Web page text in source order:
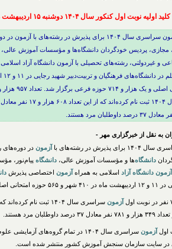
کلید اولیه نوبت اول کنکور سال ۱۴۰۴ دوشنبه ۱۵ اردیبهشت منتشر می‌شود
نوبت اول آزمون سراسری سال ۱۴۰۴ برای پذیرش در
مجازی، پردیس خودگردان دانشگاه‌ها و مؤسسات آموزش عالی،
و غیردولتی، رشته‌های تحصیلی با آزمون دانشگاه آزاد
به نقل از خبرگزاری مهر -
برای پذیرش در رشته‌های با آزمون در دوره‌های
دانشگاه‌ها و مؤسسات آموزش عالی، دانشگاه پیام‌نور،
آزمون دانشگاه آزاد اسلامی به همراه آزمون اختصاصی پذیرش
فرعی برگزار شد.
آزمون
مرد هستند.
اول آزمون
سراسری سال ۱۴۰۴ در تمام گروه‌های
در سایت سازمان سنجش آموزش کشور منتشر شده است.